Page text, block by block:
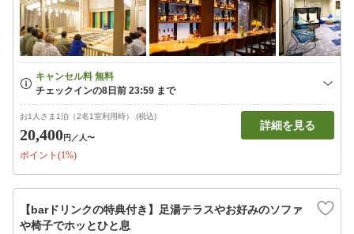
お1人さま1泊（2名1室利用時） (税込)
20,400円 ／人〜
ポイント(1%)
詳細を見る
【barドリンクの特典付き】足湯テラスやお好みのソファ
や椅子でホッとひと息